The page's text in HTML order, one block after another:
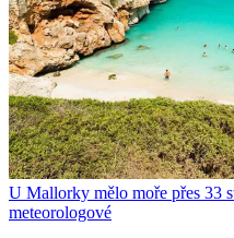
U Mallorky mělo moře přes 33
meteorologové